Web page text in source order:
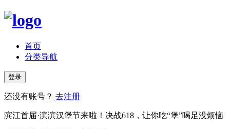
首页
分类导航
登录
还没有账号？ 去注册
滨江首届·滨滨汉堡节来啦！决战618，让你吃“堡”喝足没烦恼